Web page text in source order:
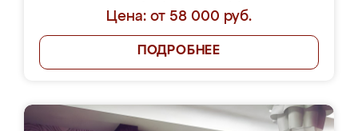
Цена: от 58 000 руб.
ПОДРОБНЕЕ